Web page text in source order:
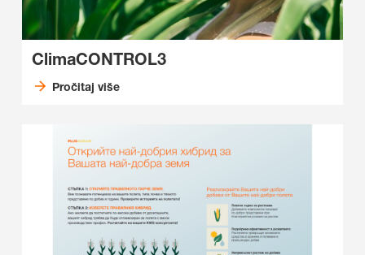
ClimaCONTROL3
Pročitaj više